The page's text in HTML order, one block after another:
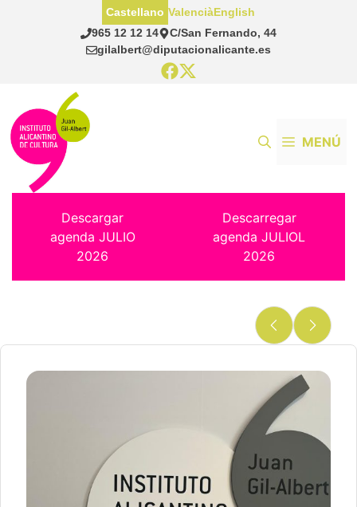
965 12 12 14
C/San Fernando, 44
gilalbert@diputacionalicante.es
Castellano ValenciàEnglish
MENÚ
Descargar
agenda JULIO
2026
Descarregar
agenda JULIOL
2026